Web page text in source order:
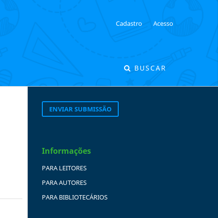
BUSCAR
Cadastro Acesso
ENVIAR SUBMISSÃO
Informações
PARA LEITORES
PARA AUTORES
PARA BIBLIOTECÁRIOS